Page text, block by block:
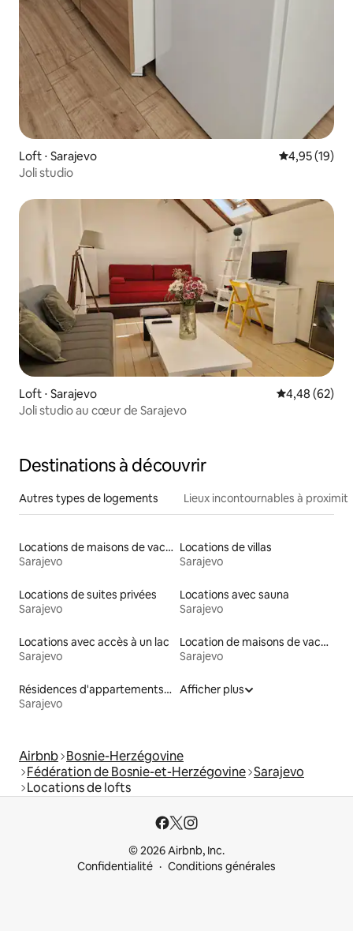
Loft ⋅ Sarajevo Évaluation
4,95 (19)
Joli studio
Loft ⋅ Sarajevo Évaluation
4,48 (62)
Joli studio au cœur de Sarajevo
Destinations à découvrir
Autres types de logements Lieux incontournables à
Locations de maisons de vacances
Sarajevo
Locations de villas
Sarajevo
Locations de suites privées
Sarajevo
Locations avec sauna
Sarajevo
Locations avec accès à un lac
Sarajevo
Location de maisons de vacances
Sarajevo
Résidences d'appartements en location
Sarajevo
Afficher plus
Airbnb Bosnie-Herzégovine
Fédération de Bosnie-et-Herzégovine Sarajevo
Locations de lofts
© 2026 Airbnb, Inc.
Confidentialité
Conditions générales